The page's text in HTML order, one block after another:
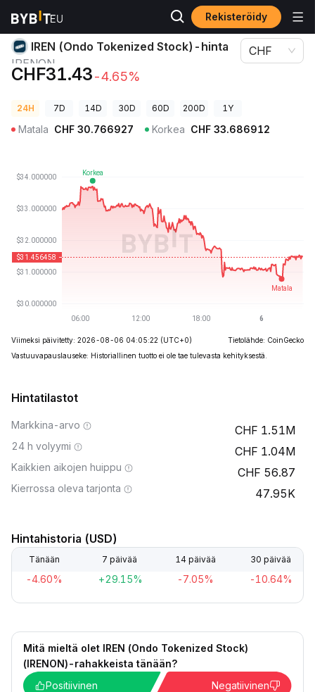
Rekisteröidy
Kryptohinnat IREN (Ondo Tokenized Stock)-hinta IRENON
IREN (Ondo Tokenized Stock)-hinta
IRENON
CHF31.43-4.65%
CHF
24H 7D 14D 30D 60D 200D 1Y
Matala CHF 30.766927 Korkea CHF 33.686912
Viimeksi päivitetty: 2026-08-06 04:05:22 (UTC+0)
Tietolähde: CoinGecko
Vastuuvapauslauseke: Historiallinen tuotto ei ole tae tulevasta kehityksestä.
Hintatilastot
Markkina-arvo 1.51M
24 h volyymi 1.04M
Kaikkien aikojen huippu 56.87
Kierrossa oleva tarjonta 47.95K
Hintahistoria (USD)
Tänään 7 päivää 14 päivää 30 päivää
-4.60% +29.15% -7.05% -10.64%
Mitä mieltä olet IREN (Ondo Tokenized Stock)
(IRENON)-rahakkeista tänään?
Positiivinen
Negatiivinen